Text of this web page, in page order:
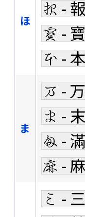
ほ
𛂼 - 報
𛂾 - 寶
𛃀 - 本
ま
𛃂 - 万
𛃄 - 末
𛃆 - 滿
𛃈 - 麻
𛃉 - 三